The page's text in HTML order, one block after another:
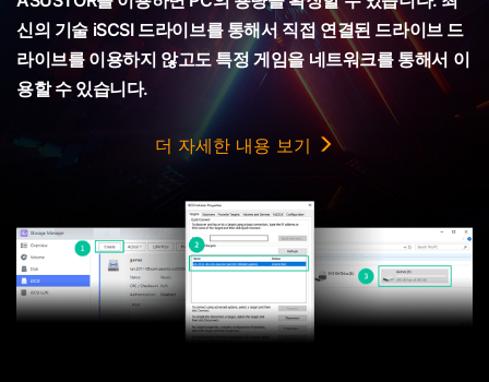
신의 기술 iSCSI 드라이브를 통해서 직접 연결된 드라이브 드
라이브를 이용하지 않고도 특정 게임을 네트워크를 통해서 이
용할 수 있습니다.
더 자세한 내용 보기